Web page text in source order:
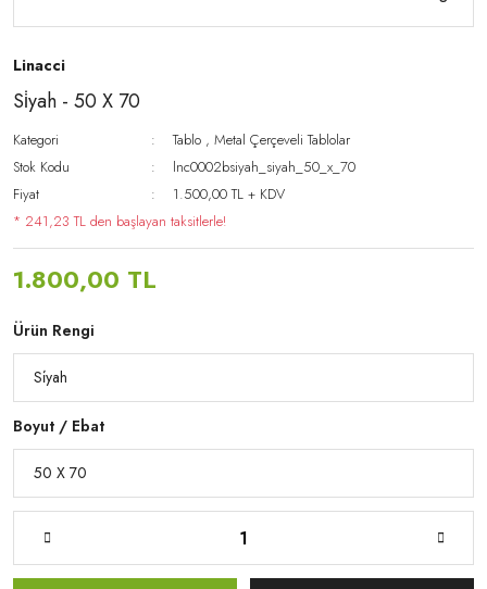
Linacci
Si̇yah - 50 X 70
Kategori Tablo ,Metal Çerçeveli Tablolar
Stok Kodu
lnc0002bsiyah_siyah_50_x_70
Fiyat
1.500,00 TL + KDV
* 241,23 TL den başlayan taksitlerle!
1.800,00 TL
Ürün Rengi
Boyut / Ebat